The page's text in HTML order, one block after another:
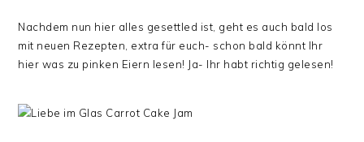
Nachdem nun hier alles gesettled ist, geht es auch bald los
mit neuen Rezepten, extra für euch- schon bald könnt Ihr
hier was zu pinken Eiern lesen! Ja- Ihr habt richtig gelesen!